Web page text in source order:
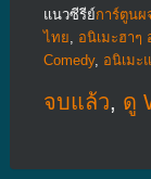
แนวซีรีย์การ์ตูนผ
ไทย
อนิเมะฮาๆ
Comedy, อนิเมะ
จบแล้ว, ดู